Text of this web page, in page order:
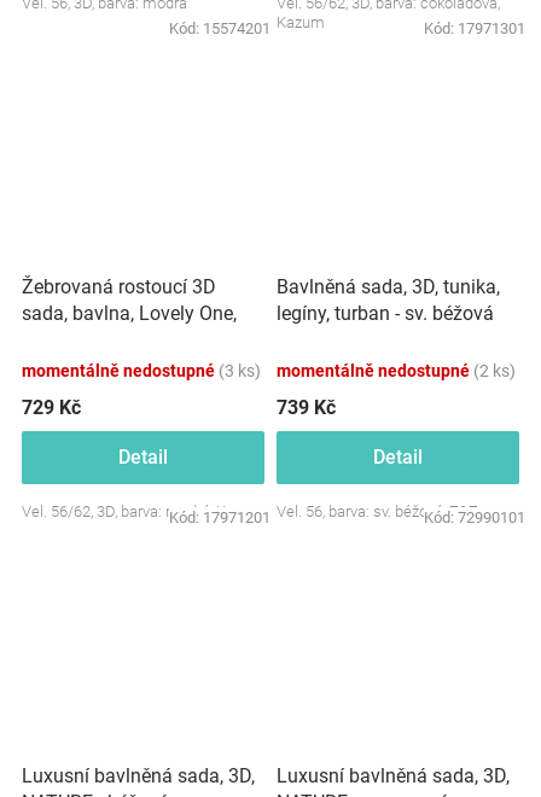
Kód: 15574201 Kazum
Kód: 17971301
Žebrovaná rostoucí 3D
sada, bavlna, Lovely One,
momentálně nedostupné (3 ks)
729 Kč
Detail
Vel. 56/62, 3D, barva: modrá, Kazum
Kód: 17971201
Bavlněná sada, 3D, tunika,
legíny, turban - sv. béžová
momentálně nedostupné (2 ks)
739 Kč
Detail
Vel. 56, barva: sv. béžová, Z&Z
Kód: 72990101
Luxusní bavlněná sada, 3D,
Luxusní bavlněná sada, 3D,